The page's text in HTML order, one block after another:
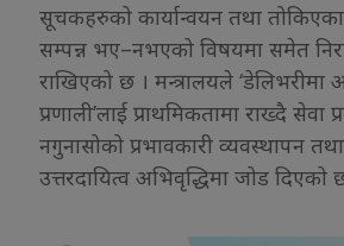
सूचकहरुको कार्यान्वयन तथा
सम्पन्न भए–नभएको विषयमा समेत
राखिएको छ । मन्त्रालयले
प्रणाली’लाई प्राथमिकतामा राख्दै सेवा
नगुनासोको प्रभावकारी व्यवस्थापन
उत्तरदायित्व अभिवृद्धिमा जोड दिएको